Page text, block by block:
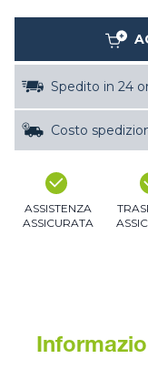
Spedito in 24
Costo
ASSISTENZA
ASSICURATA